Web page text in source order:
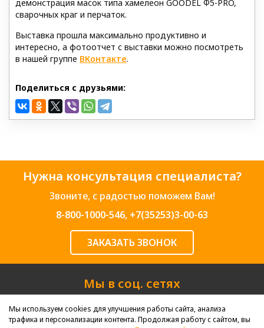
демонстрация масок типа хамелеон GOODEL Ф5-PRO,
сварочных краг и перчаток.
Выставка прошла максимально продуктивно и
интересно, а фотоотчет с выставки можно посмотреть
в нашей группе ВКонтакте.
Поделиться с друзьями:
Нужна консультация специалиста?
Звоните, с радостью поможем Вам!
8-800-1000-546, +7(35253)3-00-63
ЗАКАЗАТЬ ЗВОНОК
Мы в соц. сетях
Мы используем cookies для улучшения работы сайта, анализа
трафика и персонализации контента. Продолжая работу с сайтом, вы